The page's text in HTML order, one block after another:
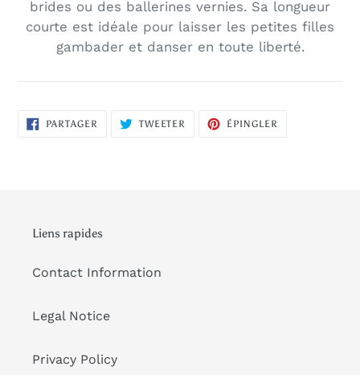
brides ou des ballerines vernies. Sa longueur
courte est idéale pour laisser les petites filles
gambader et danser en toute liberté.
PARTAGER PARTAGERTWEETER TWEETERÉPINGLER
Liens rapides
Contact Information
Legal Notice
Privacy Policy